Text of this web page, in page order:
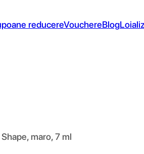
reducereVouchereBlog
maro, 7 ml